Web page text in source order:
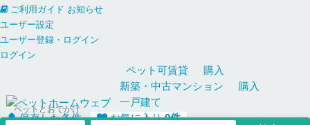
ご利用ガイド お知らせ
ユーザー設定
ユーザー登録・ログイン
ログイン
ペット可賃貸
購入
新築・中古マンション
購入
一戸建て
保存した条件
お気に入り0件
ペットとおでかけ